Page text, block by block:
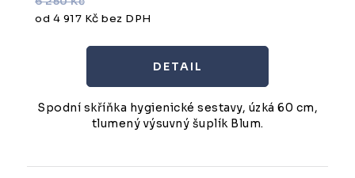
od 4 917 Kč bez DPH
Spodní skříňka hygienické sestavy, úzká 60 cm,
tlumený výsuvný šuplík Blum.